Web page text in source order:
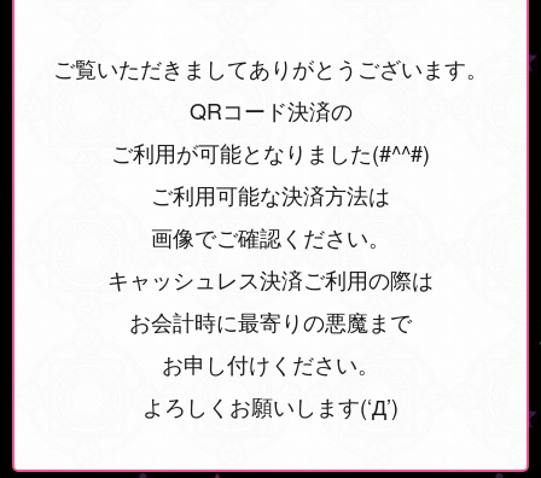
ご覧いただきましてありがとうございます。
QRコード決済の
ご利用が可能となりました(#^^#)
ご利用可能な決済方法は
画像でご確認ください。
キャッシュレス決済ご利用の際は
お会計時に最寄りの悪魔まで
お申し付けください。
よろしくお願いします(‘Д’)